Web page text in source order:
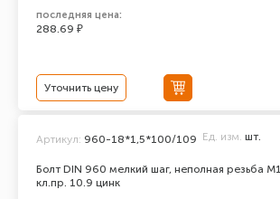
последняя цена:
288.69 ₽
Уточнить цену
Болт DIN 960 мелкий шаг, неполная резьба
кл.пр. 10.9 цинк
Артикул: 960-18*1,5*100/109 Ед. изм. шт.